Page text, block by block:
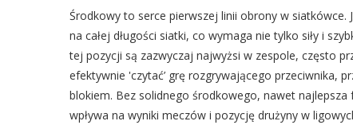
Środkowy to serce pierwszej linii obrony w
na całej długości siatki, co wymaga nie tylko siły i
tej pozycji są zazwyczaj najwyżsi w zespole, często
efektywnie 'czytać’ grę rozgrywającego przeciwnika,
blokiem. Bez solidnego środkowego, nawet
wpływa na wyniki meczów i pozycję drużyny w